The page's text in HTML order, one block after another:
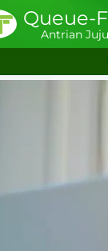
Queue-
Antrian